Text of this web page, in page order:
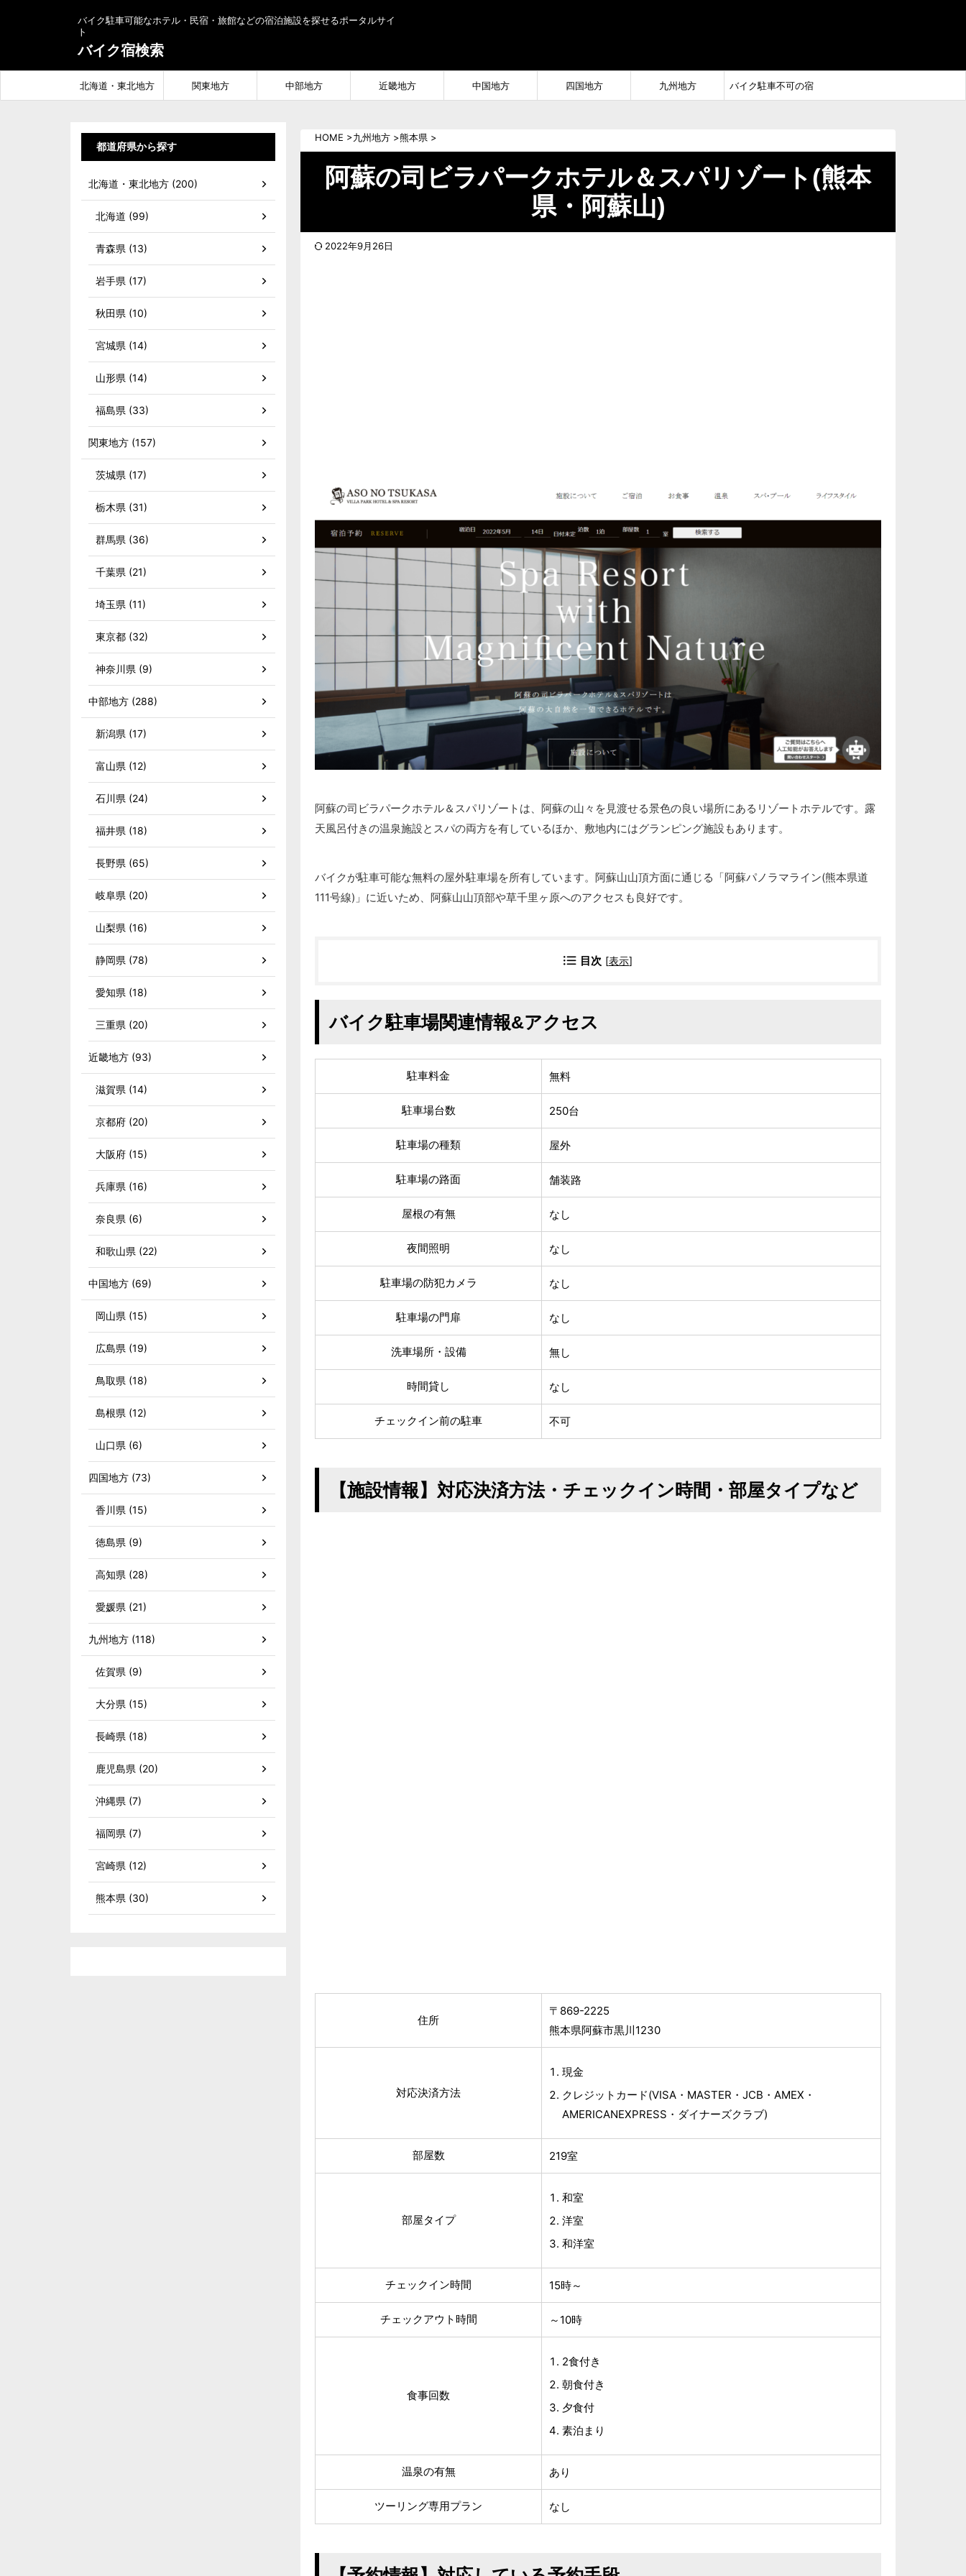
バイク駐車可能なホテル・民宿・旅館などの宿泊施設を探せるポータルサイ
ト
バイク宿検索
北海道・東北地方 関東地方 中部地方 近畿地方 中国地方 四国地方 九州地方 バイク駐車不可の宿
HOME >九州地方 >熊本県 >
阿蘇の司ビラパークホテル＆スパリゾート(熊本
県・阿蘇山)
2022年9月26日
阿蘇の司ビラパークホテル＆スパリゾートは、阿蘇の山々を見渡せる景色の良い場所にあるリゾートホテルです。露
天風呂付きの温泉施設とスパの両方を有しているほか、敷地内にはグランピング施設もあります。
バイクが駐車可能な無料の屋外駐車場を所有しています。阿蘇山山頂方面に通じる「阿蘇パノラマライン(熊本県道
111号線)」に近いため、阿蘇山山頂部や草千里ヶ原へのアクセスも良好です。
目次 [表示]
バイク駐車場関連情報&アクセス
駐車料金 無料
駐車場台数 250台
駐車場の種類 屋外
駐車場の路面 舗装路
屋根の有無 なし
夜間照明 なし
駐車場の防犯カメラ なし
駐車場の門扉 なし
洗車場所・設備 無し
時間貸し なし
チェックイン前の駐車 不可
【施設情報】対応決済方法・チェックイン時間・部屋タイプなど
住所
〒869-2225
熊本県阿蘇市黒川1230
対応決済方法
現金
クレジットカード(VISA・MASTER・JCB・AMEX・
AMERICANEXPRESS・ダイナーズクラブ)
部屋数 219室
部屋タイプ
和室
洋室
和洋室
チェックイン時間 15時～
チェックアウト時間 ～10時
食事回数
2食付き
朝食付き
夕食付
素泊まり
温泉の有無 あり
ツーリング専用プラン なし
都道府県から探す
北海道・東北地方 (200)
北海道 (99)
青森県 (13)
岩手県 (17)
秋田県 (10)
宮城県 (14)
山形県 (14)
福島県 (33)
関東地方 (157)
茨城県 (17)
栃木県 (31)
群馬県 (36)
千葉県 (21)
埼玉県 (11)
東京都 (32)
神奈川県 (9)
中部地方 (288)
新潟県 (17)
富山県 (12)
石川県 (24)
福井県 (18)
長野県 (65)
岐阜県 (20)
山梨県 (16)
静岡県 (78)
愛知県 (18)
三重県 (20)
近畿地方 (93)
滋賀県 (14)
京都府 (20)
大阪府 (15)
兵庫県 (16)
奈良県 (6)
和歌山県 (22)
中国地方 (69)
岡山県 (15)
広島県 (19)
鳥取県 (18)
島根県 (12)
山口県 (6)
四国地方 (73)
香川県 (15)
徳島県 (9)
高知県 (28)
愛媛県 (21)
九州地方 (118)
佐賀県 (9)
大分県 (15)
長崎県 (18)
鹿児島県 (20)
沖縄県 (7)
福岡県 (7)
宮崎県 (12)
熊本県 (30)